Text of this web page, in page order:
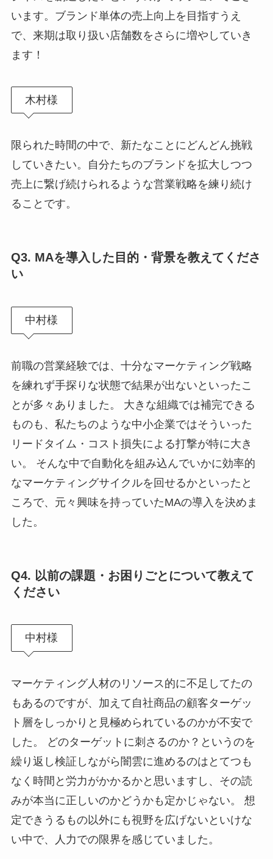
います。ブランド単体の売上向上を目指すうえ
で、来期は取り扱い店舗数をさらに増やしていき
ます！
木村様
限られた時間の中で、新たなことにどんどん挑戦
していきたい。自分たちのブランドを拡大しつつ
売上に繋げ続けられるような営業戦略を練り続け
ることです。
Q3. MAを導入した目的・背景を教えてくださ
い
中村様
前職の営業経験では、十分なマーケティング戦略
を練れず手探りな状態で結果が出ないといったこ
とが多々ありました。 大きな組織では補完できる
ものも、私たちのような中小企業ではそういった
リードタイム・コスト損失による打撃が特に大き
い。 そんな中で自動化を組み込んでいかに効率的
なマーケティングサイクルを回せるかといったと
ころで、元々興味を持っていたMAの導入を決めま
した。
Q4. 以前の課題・お困りごとについて教えて
ください
中村様
マーケティング人材のリソース的に不足してたの
もあるのですが、加えて自社商品の顧客ターゲッ
ト層をしっかりと見極められているのかが不安で
した。 どのターゲットに刺さるのか？というのを
繰り返し検証しながら闇雲に進めるのはとてつも
なく時間と労力がかかるかと思いますし、その読
みが本当に正しいのかどうかも定かじゃない。 想
定できうるもの以外にも視野を広げないといけな
い中で、人力での限界を感じていました。